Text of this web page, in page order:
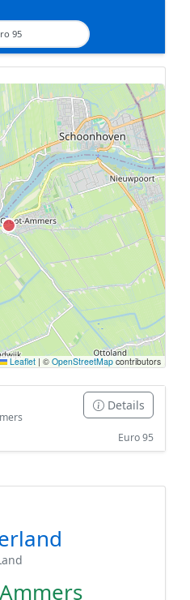
95
gevonden.
zonder GPS coördinaten.
Leaflet | © OpenStreetMap contributors
Details
Euro 95